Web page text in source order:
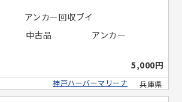
アンカー回収ブイ
中古品
アンカー
5,000円
兵庫県
神戸ハーバーマリーナ